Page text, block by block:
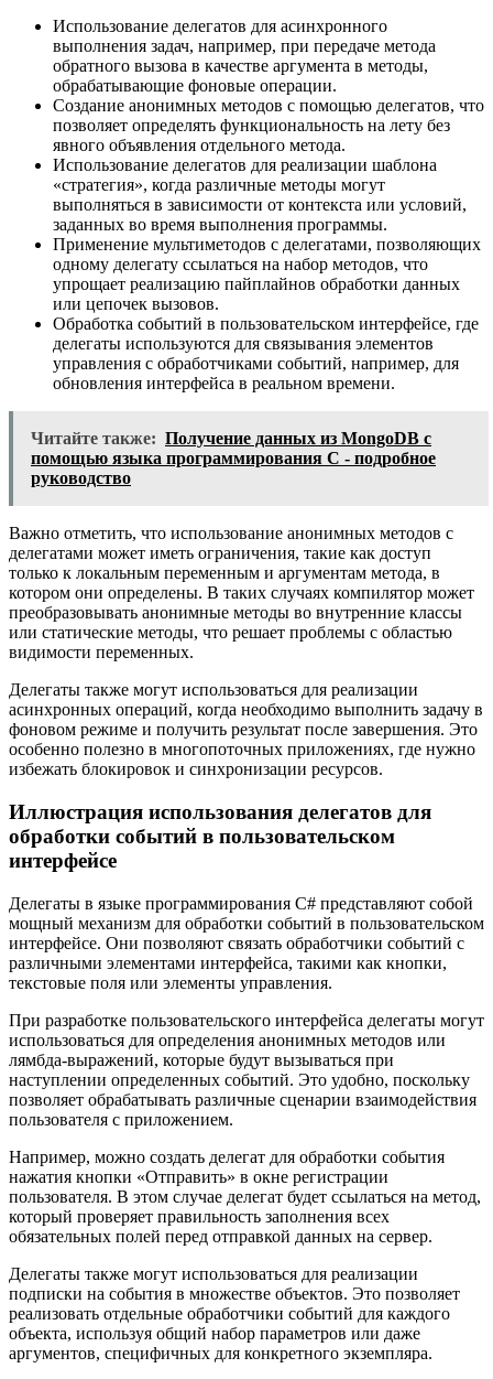
Использование делегатов для асинхронного
выполнения задач, например, при передаче метода
обратного вызова в качестве аргумента в методы,
обрабатывающие фоновые операции.
Создание анонимных методов с помощью делегатов, что
позволяет определять функциональность на лету без
явного объявления отдельного метода.
Использование делегатов для реализации шаблона
«стратегия», когда различные методы могут
выполняться в зависимости от контекста или условий,
заданных во время выполнения программы.
Применение мультиметодов с делегатами, позволяющих
одному делегату ссылаться на набор методов, что
упрощает реализацию пайплайнов обработки данных
или цепочек вызовов.
Обработка событий в пользовательском интерфейсе, где
делегаты используются для связывания элементов
управления с обработчиками событий, например, для
обновления интерфейса в реальном времени.
Читайте также: Получение данных из MongoDB с
помощью языка программирования C - подробное
руководство
Важно отметить, что использование анонимных методов с
делегатами может иметь ограничения, такие как доступ
только к локальным переменным и аргументам метода, в
котором они определены. В таких случаях компилятор может
преобразовывать анонимные методы во внутренние классы
или статические методы, что решает проблемы с областью
видимости переменных.
Делегаты также могут использоваться для реализации
асинхронных операций, когда необходимо выполнить задачу в
фоновом режиме и получить результат после завершения. Это
особенно полезно в многопоточных приложениях, где нужно
избежать блокировок и синхронизации ресурсов.
Иллюстрация использования делегатов для
обработки событий в пользовательском
интерфейсе
Делегаты в языке программирования C# представляют собой
мощный механизм для обработки событий в пользовательском
интерфейсе. Они позволяют связать обработчики событий с
различными элементами интерфейса, такими как кнопки,
текстовые поля или элементы управления.
При разработке пользовательского интерфейса делегаты могут
использоваться для определения анонимных методов или
лямбда-выражений, которые будут вызываться при
наступлении определенных событий. Это удобно, поскольку
позволяет обрабатывать различные сценарии взаимодействия
пользователя с приложением.
Например, можно создать делегат для обработки события
нажатия кнопки «Отправить» в окне регистрации
пользователя. В этом случае делегат будет ссылаться на метод,
который проверяет правильность заполнения всех
обязательных полей перед отправкой данных на сервер.
Делегаты также могут использоваться для реализации
подписки на события в множестве объектов. Это позволяет
реализовать отдельные обработчики событий для каждого
объекта, используя общий набор параметров или даже
аргументов, специфичных для конкретного экземпляра.